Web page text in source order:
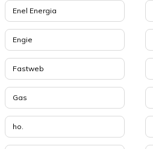
Enel Energia
Engie
Fastweb
Gas
ho.